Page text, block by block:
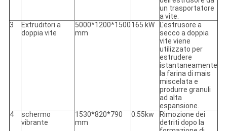
un trasportatore
a vite.
3
Extruditori a
doppia vite
5000*1200*1500
mm
165 kW
L'estrusore a
secco a doppia
vite viene
utilizzato per
estrudere
istantaneamente
la farina di mais
miscelata e
produrre granuli
ad alta
espansione.
4
schermo
vibrante
1530*820*790
mm
0.55kw
Rimozione dei
detriti dopo la